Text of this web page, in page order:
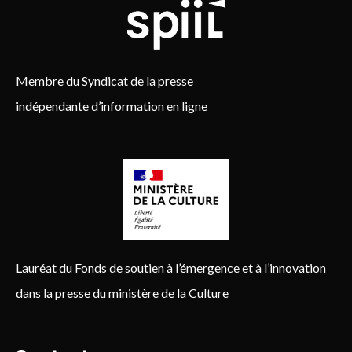
Membre du Syndicat de la presse
indépendante d’information en ligne
Lauréat du Fonds de soutien à l’émergence et à l’innovation
dans la presse du ministère de la Culture